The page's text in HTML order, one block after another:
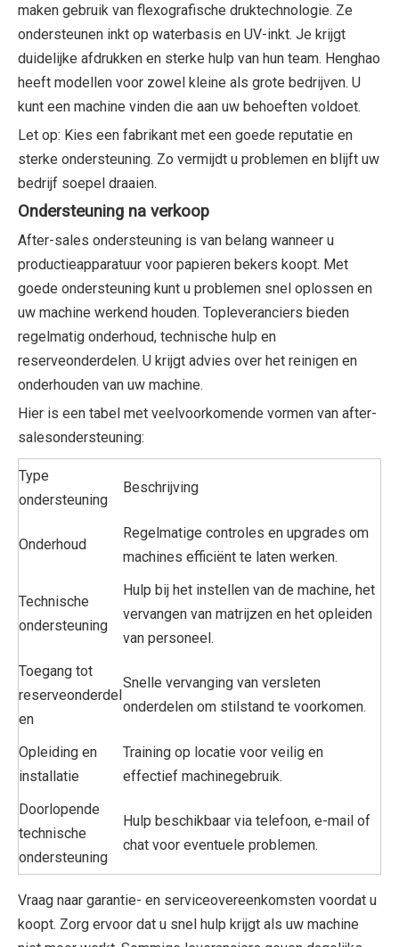
maken gebruik van flexografische druktechnologie. Ze
ondersteunen inkt op waterbasis en UV-inkt. Je krijgt
duidelijke afdrukken en sterke hulp van hun team. Henghao
heeft modellen voor zowel kleine als grote bedrijven. U
kunt een machine vinden die aan uw behoeften voldoet.
Let op: Kies een fabrikant met een goede reputatie en
sterke ondersteuning. Zo vermijdt u problemen en blijft uw
bedrijf soepel draaien.
Ondersteuning na verkoop
After-sales ondersteuning is van belang wanneer u
productieapparatuur voor papieren bekers koopt. Met
goede ondersteuning kunt u problemen snel oplossen en
uw machine werkend houden. Topleveranciers bieden
regelmatig onderhoud, technische hulp en
reserveonderdelen. U krijgt advies over het reinigen en
onderhouden van uw machine.
Hier is een tabel met veelvoorkomende vormen van after-
salesondersteuning:
Type
ondersteuning
Beschrijving
Onderhoud
Regelmatige controles en upgrades om
machines efficiënt te laten werken.
Technische
ondersteuning
Hulp bij het instellen van de machine, het
vervangen van matrijzen en het opleiden
van personeel.
Toegang tot
reserveonderdel
en
Snelle vervanging van versleten
onderdelen om stilstand te voorkomen.
Opleiding en
installatie
Training op locatie voor veilig en
effectief machinegebruik.
Doorlopende
technische
ondersteuning
Hulp beschikbaar via telefoon, e-mail of
chat voor eventuele problemen.
Vraag naar garantie- en serviceovereenkomsten voordat u
koopt. Zorg ervoor dat u snel hulp krijgt als uw machine